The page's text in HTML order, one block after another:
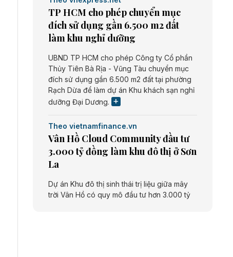
TP HCM cho phép chuyển mục
đích sử dụng gần 6.500 m2 đất
làm khu nghỉ dưỡng
UBND TP HCM cho phép Công ty Cổ phần
Thủy Tiên Bà Rịa - Vũng Tàu chuyển mục
đích sử dụng gần 6.500 m2 đất tại phường
Rạch Dừa để làm dự án Khu khách sạn nghỉ
dưỡng Đại Dương.
Theo vietnamfinance.vn
Vân Hồ Cloud Community đầu tư
3.000 tỷ đồng làm khu đô thị ở Sơn
La
Dự án Khu đô thị sinh thái trị liệu giữa mây
trời Vân Hồ có quy mô đầu tư hơn 3.000 tỷ